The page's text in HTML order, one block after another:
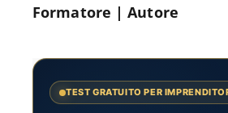
Formatore | Autore
TEST GRATUITO PER